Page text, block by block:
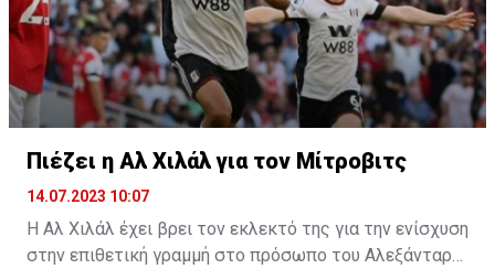
Πιέζει η Αλ Χιλάλ για τον Μίτροβιτς
14.07.2023 10:07
Η Αλ Χιλάλ έχει βρει τον εκλεκτό της για την ενίσχυση
στην επιθετική γραμμή στο πρόσωπο του Αλεξάνταρ